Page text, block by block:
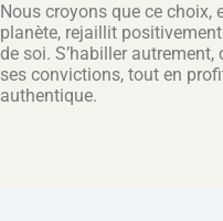
Nous croyons que ce choix,
planète, rejaillit
de soi. S’habiller
ses convictions, tout en
authentique.